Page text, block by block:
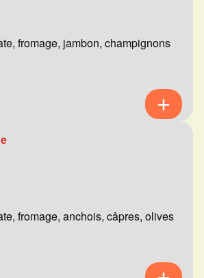
fromage, jambon, champignons
fromage, anchois, câpres, olives